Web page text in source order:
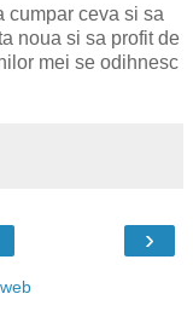
cumpar ceva si sa
noua si sa profit de
mei se odihnesc
›